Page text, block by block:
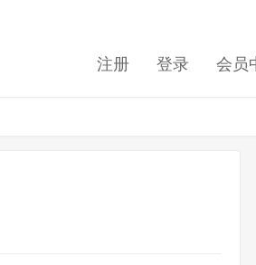
注册 登录 会员